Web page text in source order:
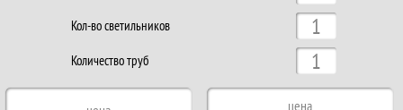
Кол-во светильников
Количество труб
цена